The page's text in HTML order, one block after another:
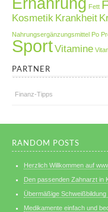
Ernährung Fett
Kosmetik Krankheit
Nahrungsergänzungsmittel Po
SportVitamine
PARTNER
Finanz-Tipps
RANDOM POSTS
Herzlich Willkommen auf
Den passenden Zahnarzt in
Übermäßige
Medikamente einfach und